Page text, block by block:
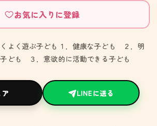
お気に入りに登録
よく遊ぶ子ども１．健康な子ども ２．明
ども ３．意欲的に活動できる子ども
LINEに送る